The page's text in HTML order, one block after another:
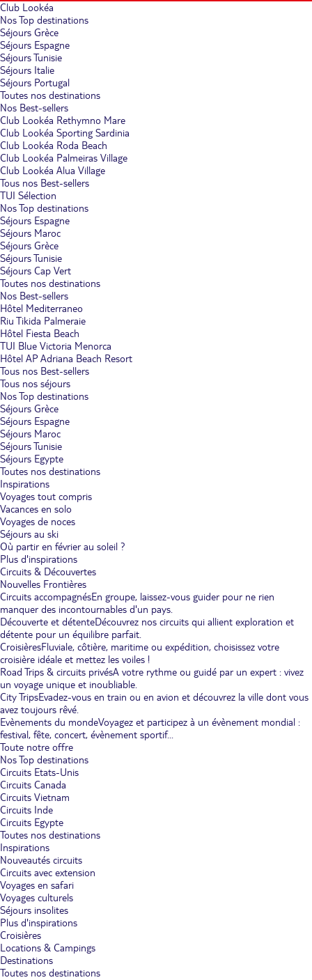
Club Lookéa
Nos Top destinations
Séjours Grèce
Séjours Espagne
Séjours Tunisie
Séjours Italie
Séjours Portugal
Toutes nos destinations
Nos Best-sellers
Club Lookéa Rethymno Mare
Club Lookéa Sporting Sardinia
Club Lookéa Roda Beach
Club Lookéa Palmeiras Village
Club Lookéa Alua Village
Tous nos Best-sellers
TUI Sélection
Nos Top destinations
Séjours Espagne
Séjours Maroc
Séjours Grèce
Séjours Tunisie
Séjours Cap Vert
Toutes nos destinations
Nos Best-sellers
Hôtel Mediterraneo
Riu Tikida Palmeraie
Hôtel Fiesta Beach
TUI Blue Victoria Menorca
Hôtel AP Adriana Beach Resort
Tous nos Best-sellers
Tous nos séjours
Nos Top destinations
Séjours Grèce
Séjours Espagne
Séjours Maroc
Séjours Tunisie
Séjours Egypte
Toutes nos destinations
Inspirations
Voyages tout compris
Vacances en solo
Voyages de noces
Séjours au ski
Où partir en février au soleil ?
Plus d'inspirations
Circuits & Découvertes
Nouvelles Frontières
Circuits accompagnésEn groupe, laissez-vous guider pour ne rien
manquer des incontournables d'un pays.
Découverte et détenteDécouvrez nos circuits qui allient exploration et
détente pour un équilibre parfait.
CroisièresFluviale, côtière, maritime ou expédition, choisissez votre
croisière idéale et mettez les voiles !
Road Trips & circuits privésA votre rythme ou guidé par un expert : vivez
un voyage unique et inoubliable.
City TripsEvadez-vous en train ou en avion et découvrez la ville dont vous
avez toujours rêvé.
Evènements du mondeVoyagez et participez à un évènement mondial :
festival, fête, concert, évènement sportif...
Toute notre offre
Nos Top destinations
Circuits Etats-Unis
Circuits Canada
Circuits Vietnam
Circuits Inde
Circuits Egypte
Toutes nos destinations
Inspirations
Nouveautés circuits
Circuits avec extension
Voyages en safari
Voyages culturels
Séjours insolites
Plus d'inspirations
Croisières
Locations & Campings
Destinations
Toutes nos destinations